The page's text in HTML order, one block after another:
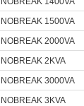
NOBREAK 1500VA
NOBREAK 2000VA
NOBREAK 2KVA
NOBREAK 3000VA
NOBREAK 3KVA